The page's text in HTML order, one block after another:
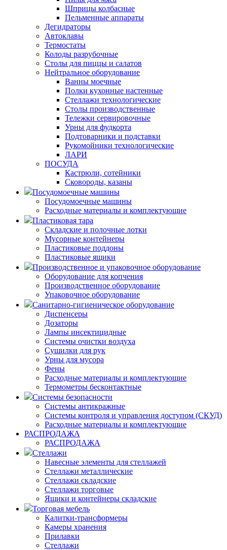
Шприцы колбасные
Пельменные аппараты
Дегидраторы
Автоклавы
Термостаты
Колоды разрубочные
Столы для пиццы и салатов
Нейтральное оборудование
Ванны моечные
Полки кухонные настенные
Стеллажи технологические
Столы производственные
Тележки сервировочные
Урны для фудкорта
Подтоварники и подставки
Рукомойники технологические
ЛАРИ
ПОСУДА
Кастрюли, сотейники
Сковороды, казаны
Посудомоечные машины
Посудомоечные машины
Расходные материалы и комплектующие
Пластиковая тара
Складские и полочные лотки
Мусорные контейнеры
Пластиковые поддоны
Пластиковые ящики
Производственное и упаковочное оборудование
Оборудование для копчения
Производственное оборудование
Упаковочное оборудование
Санитарно-гигиеническое оборудование
Диспенсеры
Дозаторы
Лампы инсектицидные
Системы очистки воздуха
Сушилки для рук
Урны для мусора
Фены
Расходные материалы и комплектующие
Термометры бесконтактные
Системы безопасности
Системы антикражные
Системы контроля и управления доступом (СКУД)
Расходные материалы и комплектующие
РАСПРОДАЖА
РАСПРОДАЖА
Стеллажи
Навесные элементы для стеллажей
Стеллажи металлические
Стеллажи складские
Стеллажи торговые
Ящики и контейнеры складские
Торговая мебель
Калитки-трансформеры
Камеры хранения
Прилавки
Стеллажи